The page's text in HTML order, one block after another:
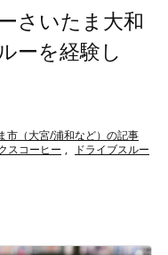
さいたま大和
ーを経験し
市（大宮/浦和など）の記事
スコーヒー ,
ドライブスルー